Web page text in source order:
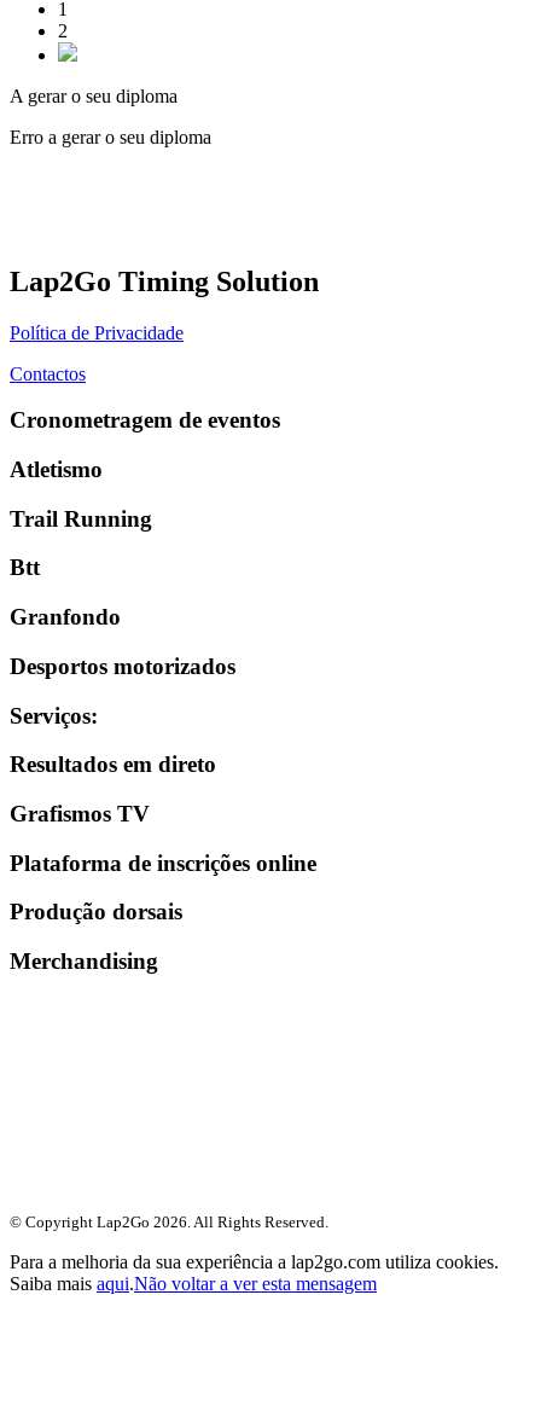
1
2
A gerar o seu diploma
Erro a gerar o seu diploma
Lap2Go Timing Solution
Política de Privacidade
Contactos
Cronometragem de eventos
Atletismo
Trail Running
Btt
Granfondo
Desportos motorizados
Serviços:
Resultados em direto
Grafismos TV
Plataforma de inscrições online
Produção dorsais
Merchandising
© Copyright Lap2Go 2026 . All Rights Reserved.
Para a melhoria da sua experiência a lap2go.com utiliza cookies.
Saiba mais aqui.Não voltar a ver esta mensagem